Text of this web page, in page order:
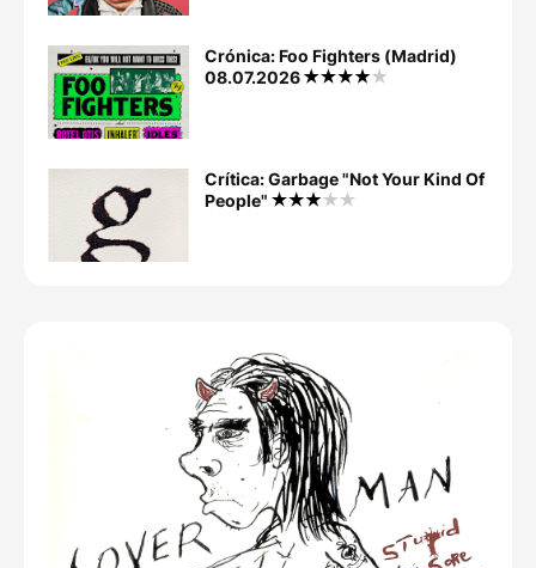
Crónica: Foo Fighters (Madrid)
08.07.2026
Crítica: Garbage "Not Your Kind Of
People"